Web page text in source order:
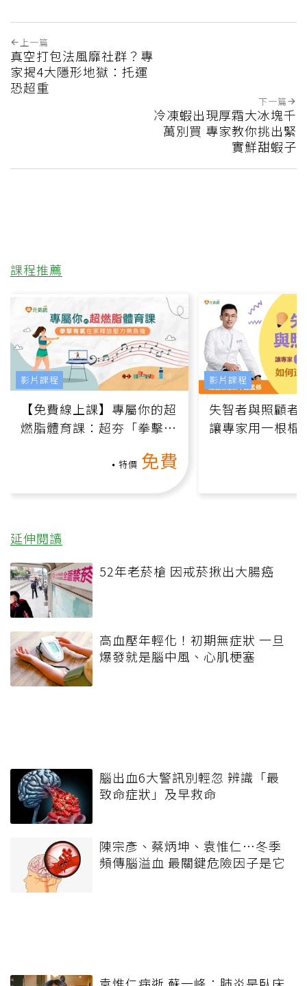
上一篇
真空打包法風靡社群？專
家揭4大隱形地獄：托運
恐超重
下一篇
冷凍蝦出現厚霜大冰塊千
萬別買 專家教你挑出緊
實鮮甜蝦子
課程推薦
【免費線上課】專屬你的超
燃脂體育課：超夯「拳擊有
特價 免費
影片課程
失智者與照顧者
讓專家用一根棍
影片課程
延伸閱讀
52年老菸槍 因戒菸揪出大腸癌
高血壓年輕化！初期無症狀 一旦
爆發就是腦中風、心肌梗塞
腦出血6大警訊別輕忽 辨識「最
致命症狀」及早救命
陳宗彥、蔡炳坤、袁惟仁…冬季
頻傳腦溢血 最關鍵危險因子是它